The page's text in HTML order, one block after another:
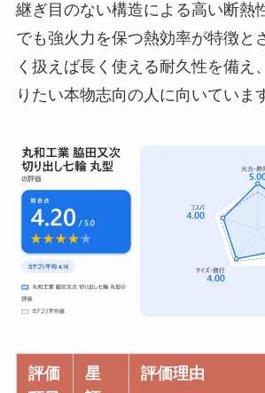
継ぎ目のない構造による高い断熱
でも強火力を保つ熱効率が特徴と
く扱えば長く使える耐久性を備え
りたい本物志向の人に向いていま
評価
星
評価理由